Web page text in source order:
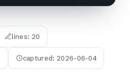
lines: 20
captured: 2026-06-04